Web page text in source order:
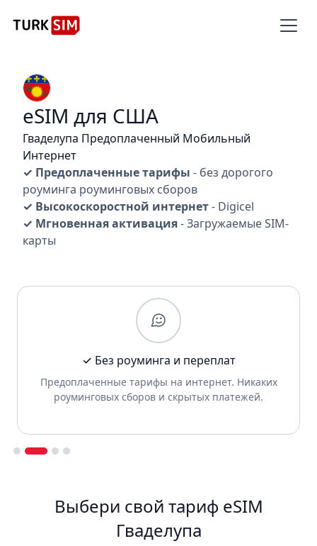
eSIM для США
Гваделупа Предоплаченный Мобильный
Интернет
✓ Предоплаченные тарифы - без дорогого
роуминга роуминговых сборов
✓ Высокоскоростной интернет- Digicel
✓ Мгновенная активация- Загружаемые SIM-
карты
✓ Без роуминга и переплат
Предоплаченные тарифы на интернет. Никаких
роуминговых сборов и скрытых платежей.
Выбери свой тариф eSIM
Гваделупа